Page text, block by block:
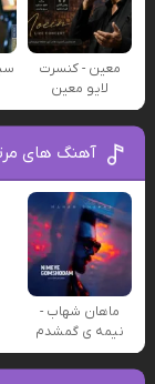
معین - کنسرت
لایو معین
آهنگ های
ماهان شهاب -
نیمه ی گمشدم